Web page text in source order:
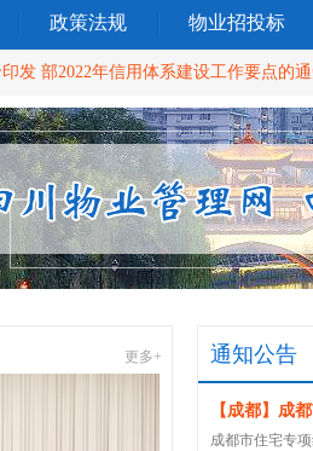
政策法规 物业招投标
部2022年信用体系建设工作要点的通知
更多+ 通知公告
【成都】成
版）
成都市住宅专